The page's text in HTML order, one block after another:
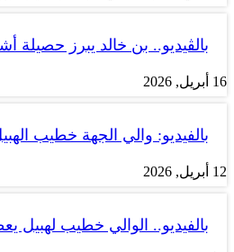
بالڤيديو.. بن خالد يبرز حصيلة أشغال سنة 2025 لغرفة
16 أبريل, 2026
بالفيديو: والي الجهة خطيب
12 أبريل, 2026
بالفيديو.. الوالي خطيب لهبيل